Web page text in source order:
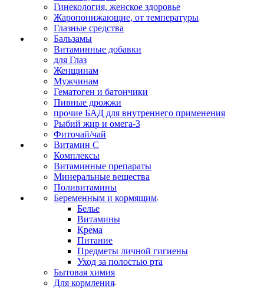
Гинекология, женское здоровье
Жаропонижающие, от температуры
Глазные средства
Бальзамы
Витаминные добавки
для Глаз
Женщинам
Мужчинам
Гематоген и батончики
Пивные дрожжи
прочие БАД для внутреннего применения
Рыбий жир и омега-3
Фиточай/чай
Витамин С
Комплексы
Витаминные препараты
Минеральные вещества
Поливитамины
Беременным и кормящим
Белье
Витамины
Крема
Питание
Предметы личной гигиены
Уход за полостью рта
Бытовая химия
Для кормления